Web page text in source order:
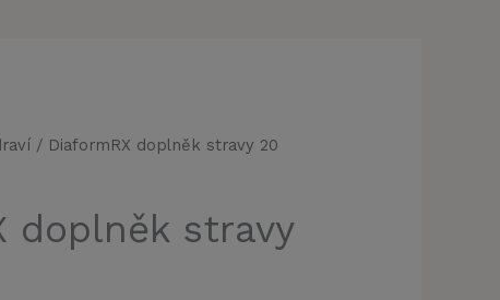
/ DiaformRX doplněk stravy 20
doplněk stravy